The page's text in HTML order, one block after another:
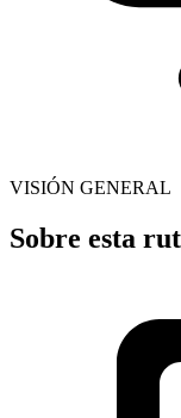
VISIÓN GENERAL
Sobre esta